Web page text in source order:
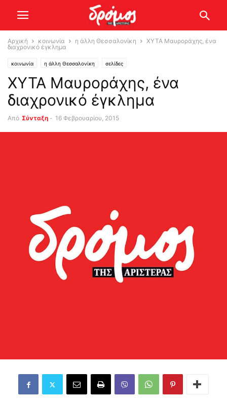
Αρχική κοινωνία η άλλη Θεσσαλονίκη
XYTA Mαυροράχης, ένα
διαχρονικό έγκλημα
κοινωνία η άλλη Θεσσαλονίκη σελίδες
XYTA Mαυροράχης, ένα
διαχρονικό έγκλημα
Από Σύνταξη - 16 Φεβρουαρίου, 2015